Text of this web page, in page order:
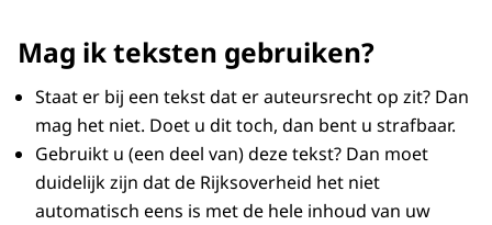
Mag ik teksten gebruiken?
Staat er bij een tekst dat er auteursrecht op zit? Dan
mag het niet. Doet u dit toch, dan bent u strafbaar.
Gebruikt u (een deel van) deze tekst? Dan moet
duidelijk zijn dat de Rijksoverheid het niet
automatisch eens is met de hele inhoud van uw